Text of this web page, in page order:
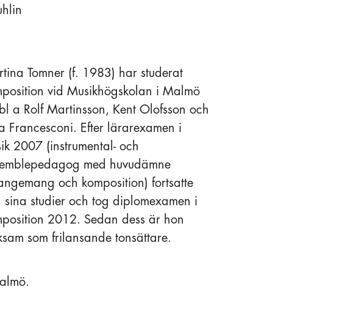
Tomner (f. 1983) har studerat
vid Musikhögskolan i Malmö
a Rolf Martinsson, Kent Olofsson och
Francesconi. Efter lärarexamen i
2007 (instrumental- och
med huvudämne
och komposition) fortsatte
sina studier och tog diplomexamen i
2012. Sedan dess är hon
som frilansande tonsättare.